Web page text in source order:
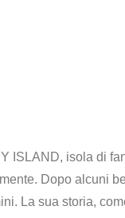
ISLAND, isola di
Dopo alcuni
La sua storia,